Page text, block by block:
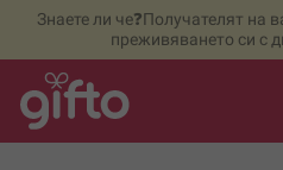
Знаете ли че❓Получателят на
преживяването си с